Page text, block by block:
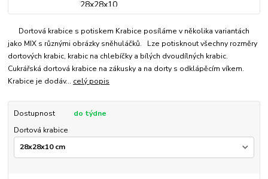
Dortová krabice s potiskem Krabice posíláme v několika variantách
jako MIX s různými obrázky sněhuláčků. Lze potisknout všechny rozměry
dortových krabic, krabic na chlebíčky a bílých dvoudílných krabic.
Cukrářská dortová krabice na zákusky a na dorty s odklápěcím víkem.
Krabice je dodáv... celý popis
Dostupnost
do týdne
Dortová krabice